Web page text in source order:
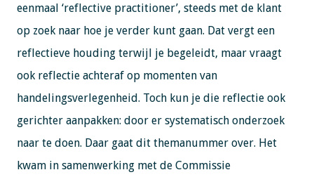
eenmaal ‘reflective practitioner’, steeds met de klant
op zoek naar hoe je verder kunt gaan. Dat vergt een
reflectieve houding terwijl je begeleidt, maar vraagt
ook reflectie achteraf op momenten van
handelingsverlegenheid. Toch kun je die reflectie ook
gerichter aanpakken: door er systematisch onderzoek
naar te doen. Daar gaat dit themanummer over. Het
kwam in samenwerking met de Commissie